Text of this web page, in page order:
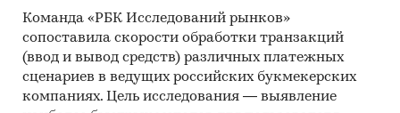
СИСТЕМЫ`, ООО `ВЭБ `ТЕРМИНАЛ`, ООО
`МЕЛАНТИ ГРУПП`, АО `РУКАВ`, ООО `ЦП И НТП
`ПИРАНТ-РБ`, ООО `АЛЬФА-ТОРГ`, ООО `ТД
`РИФ`, ООО `ВЕРНЫЕ РЕШЕНИЯ`, ООО `ТЕХНО-
ЭКСПОРТ`, ООО `АВТ-ТРАНСЛОГИСТИК`, ИП
Команда «РБК Исследований рынков»
сопоставила скорости обработки транзакций
(ввод и вывод средств) различных платежных
сценариев в ведущих российских букмекерских
компаниях. Цель исследования — выявление